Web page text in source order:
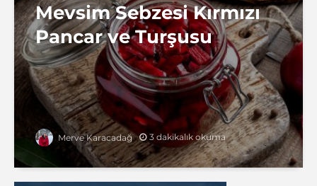
Mevsim Sebzesi Kırmızı
Pancar ve Turşusu
Merve Karacadağ 3 dakikalık okuma